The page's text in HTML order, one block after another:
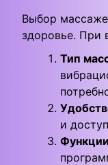
Выбор
здоровье. При
Тип
и